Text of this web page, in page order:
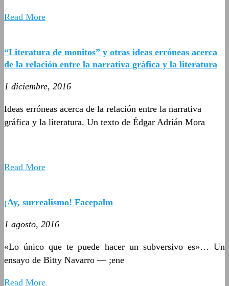
Read More
“Literatura de monitos” y otras ideas erróneas acerca
de la relación entre la narrativa gráfica y la literatura
1 diciembre, 2016
Ideas erróneas acerca de la relación entre la narrativa
gráfica y la literatura. Un texto de Édgar Adrián Mora
Read More
¡Ay, surrealismo! Facepalm
1 agosto, 2016
«Lo único que te puede hacer un subversivo es»… Un
ensayo de Bitty Navarro — ;ene
Read More